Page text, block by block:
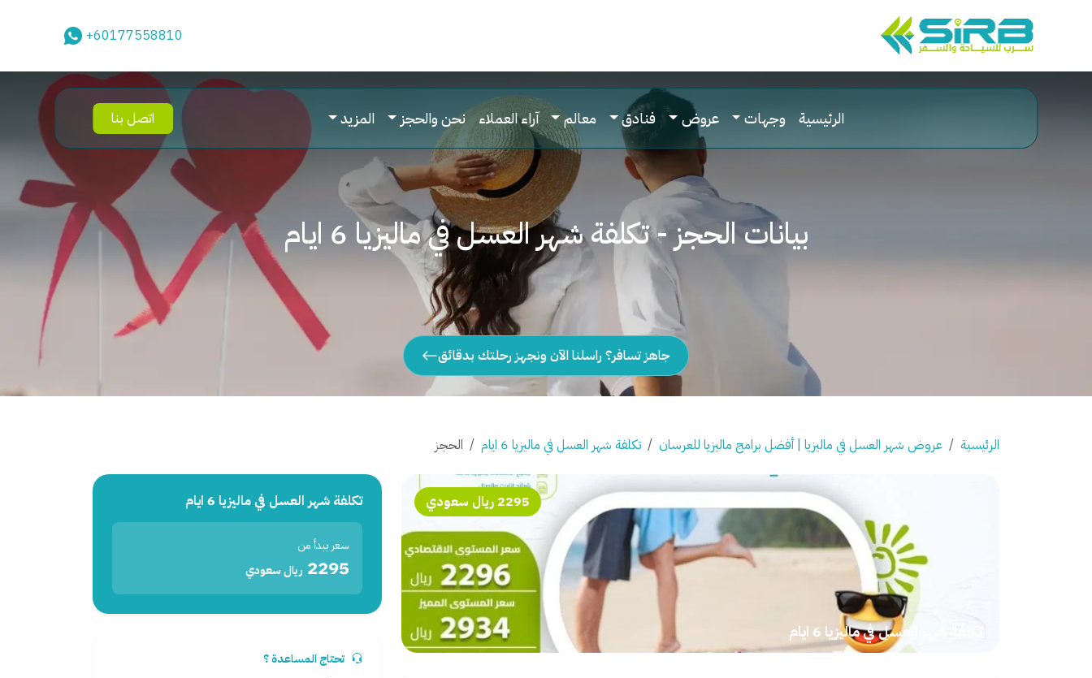
+60177558810
الرئيسية وجهات عروض فنادق معالم آراء العملاء نحن والحجز المزيد اتصل بنا
بيانات الحجز - تكلفة شهر العسل في ماليزيا 6 ايام
جاهز تسافر؟ راسلنا الآن ونجهز رحلتك بدقائق
الرئيسية عروض شهر العسل في ماليزيا | أفضل برامج ماليزيا للعرسان تكلفة شهر العسل في ماليزيا 6 ايام الحجز
تكلفة شهر العسل في ماليزيا 6 ايام
2295 ريال سعودي تكلفة شهر العسل في ماليزيا 6 ايام
سعر يبدأ من
2295 ريال سعودي
تحتاج المساعدة ؟